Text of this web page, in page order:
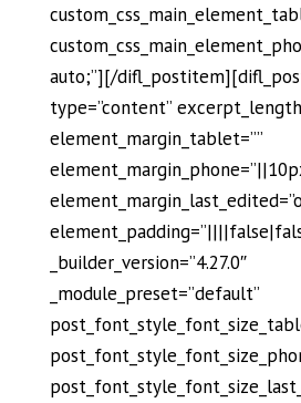
auto;”][/
type=”content”
element_margin_tablet=””
_builder_version=”4.27.0″
_module_preset=”default”